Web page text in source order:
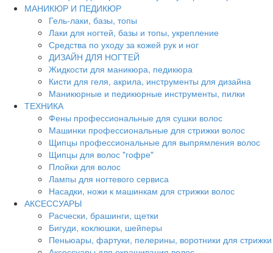
МАНИКЮР И ПЕДИКЮР
Гель-лаки, базы, топы
Лаки для ногтей, базы и топы, укрепление
Средства по уходу за кожей рук и ног
ДИЗАЙН ДЛЯ НОГТЕЙ
Жидкости для маникюра, педикюра
Кисти для геля, акрила, инструменты для дизайна
Маникюрные и педикюрные инструменты, пилки
ТЕХНИКА
Фены профессиональные для сушки волос
Машинки профессиональные для стрижки волос
Щипцы профессиональные для выпрямления волос
Щипцы для волос "гофре"
Плойки для волос
Лампы для ногтевого сервиса
Насадки, ножи к машинкам для стрижки волос
АКСЕССУАРЫ
Расчески, брашинги, щетки
Бигуди, коклюшки, шейперы
Пеньюары, фартуки, пелерины, воротники для стрижки